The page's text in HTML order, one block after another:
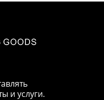
и услуги.